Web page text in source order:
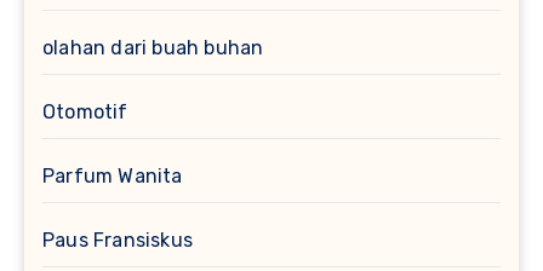
olahan dari buah buhan
Otomotif
Parfum Wanita
Paus Fransiskus